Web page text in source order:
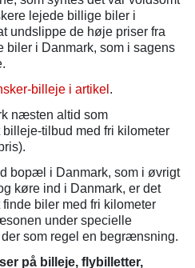
lejede billige biler i
undslippe de høje priser fra
biler i Danmark, som i sagens
billeje i artikel .
næsten altid som
tilbud med fri kilometer
bopæl i Danmark, som i øvrigt
køre ind i Danmark, er det
biler med fri kilometer
under specielle
som regel en begrænsning.
på billeje, flybilletter,